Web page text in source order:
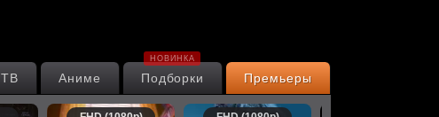
Премьеры
Подборки
НОВИНКА
Аниме
ТВ